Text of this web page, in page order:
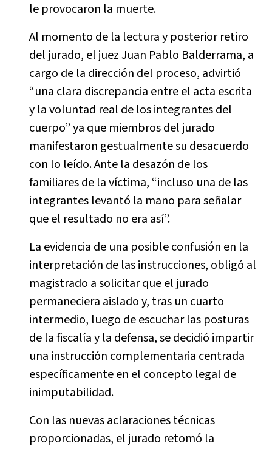
le provocaron la muerte.
Al momento de la lectura y posterior retiro
del jurado, el juez Juan Pablo Balderrama, a
cargo de la dirección del proceso, advirtió
“una clara discrepancia entre el acta escrita
y la voluntad real de los integrantes del
cuerpo” ya que miembros del jurado
manifestaron gestualmente su desacuerdo
con lo leído. Ante la desazón de los
familiares de la víctima, “incluso una de las
integrantes levantó la mano para señalar
que el resultado no era así”.
La evidencia de una posible confusión en la
interpretación de las instrucciones, obligó al
magistrado a solicitar que el jurado
permaneciera aislado y, tras un cuarto
intermedio, luego de escuchar las posturas
de la fiscalía y la defensa, se decidió impartir
una instrucción complementaria centrada
específicamente en el concepto legal de
inimputabilidad.
Con las nuevas aclaraciones técnicas
proporcionadas, el jurado retomó la